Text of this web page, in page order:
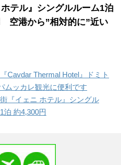
テル』シングルルーム1泊
空港から”相対的に”近い
Cavdar Thermal Hotel』ドミト
ムッカレ観光に便利です
『イェニ ホテル』シングル
泊 約4,300円